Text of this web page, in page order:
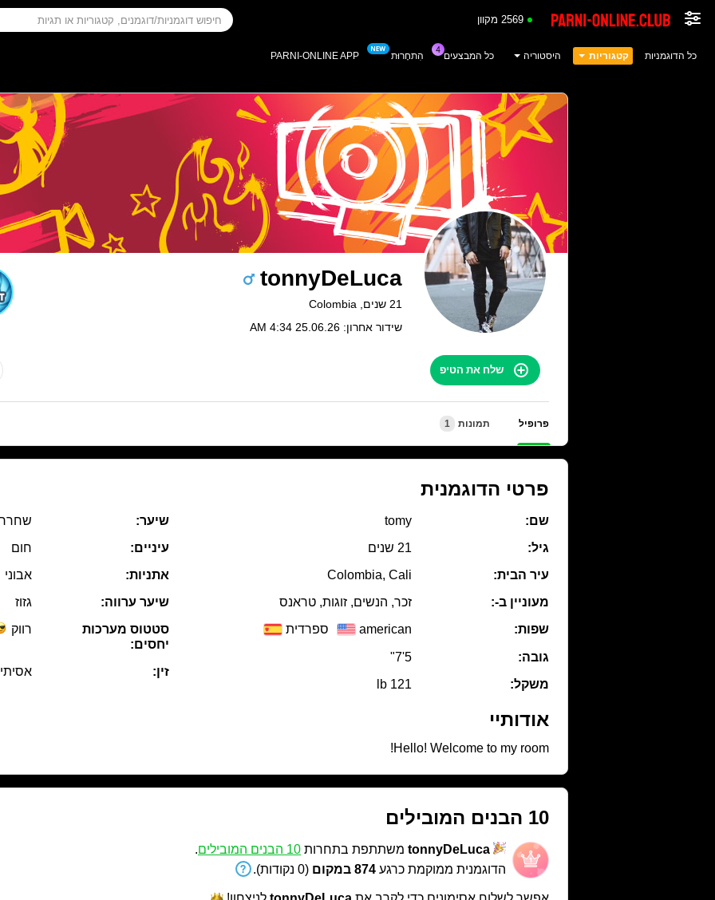
2569 מקוון
כל הדוגמניות קטגוריות היסטוריה כל המבצעים הִתחָרוּת PARNI-ONLINE APP
tonnyDeLuca
21 שנים, Colombia
שידור אחרון: 25.06.26 4:34 AM
שלח את הטיפ
פרופיל תמונות 1
פרטי הדוגמנית
שם:
tomy
גיל:
21 שנים
עיר הבית:
Colombia, Cali
מעוניין ב-:
זכר, הנשים, זוגות, טראנס
שפות:
american ספרדית
גובה:
5'7"
משקל:
121 lb
שיער:
עיניים:
חום
אתניות:
אבוני
שיער ערווה:
גזוז
סטטוס מערכות
יחסים:
רווק
זין: אסיתי
אודותיי
Hello! Welcome to my room!
10 הבנים המובילים
tonnyDeLuca משתתפת בתחרות 10 הבנים המובילים
.
הדוגמנית ממוקמת כרגע 874 במקום (0 נקודות).